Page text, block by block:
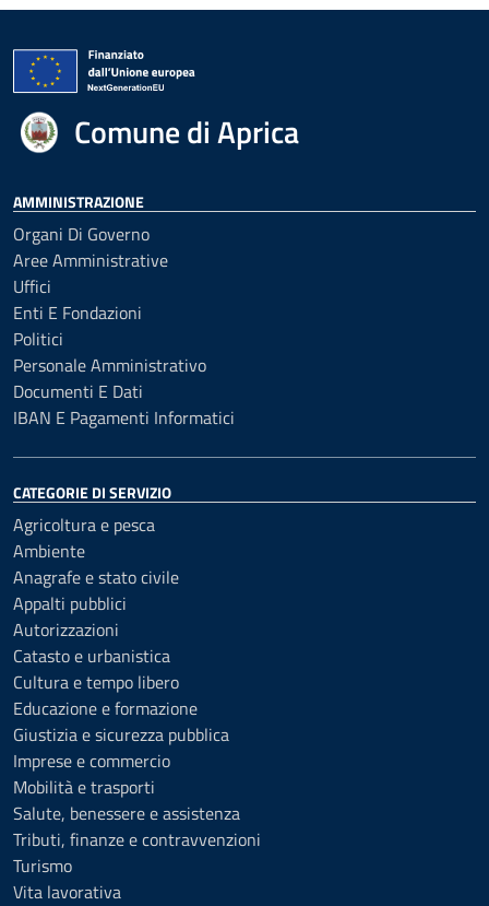
Comune di Aprica
AMMINISTRAZIONE
Organi Di Governo
Aree Amministrative
Uffici
Enti E Fondazioni
Politici
Personale Amministrativo
Documenti E Dati
IBAN E Pagamenti Informatici
CATEGORIE DI SERVIZIO
Agricoltura e pesca
Ambiente
Anagrafe e stato civile
Appalti pubblici
Autorizzazioni
Catasto e urbanistica
Cultura e tempo libero
Educazione e formazione
Giustizia e sicurezza pubblica
Imprese e commercio
Mobilità e trasporti
Salute, benessere e assistenza
Tributi, finanze e contravvenzioni
Turismo
Vita lavorativa